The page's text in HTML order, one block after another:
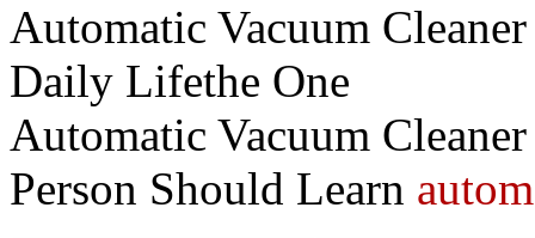
Automatic Vacuum
Daily Lifethe One
Automatic Vacuum
Person Should Learn